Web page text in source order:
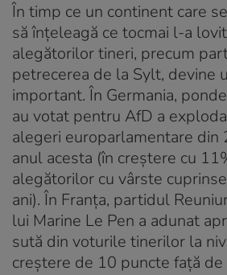
În timp ce un continent care
să înțeleagă ce tocmai l-a
alegătorilor tineri, precum
petrecerea de la Sylt, devine
important. În Germania,
au votat pentru AfD a
alegeri europarlamentare din
anul acesta (în creștere cu
alegătorilor cu vârste
ani). În Franța, partidul
lui Marine Le Pen a adunat
sută din voturile tinerilor la
creștere de 10 puncte față